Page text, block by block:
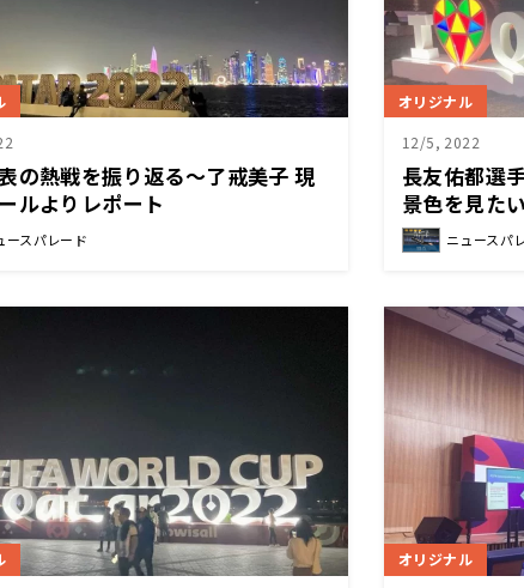
の熱戦を振り返る～了戒美子 現
ルよりレポート
ースパレード
オリジナル
12/5, 2022
長友佑都選
景色を見た
けてクロアチ
ニュースパ
オリジナル